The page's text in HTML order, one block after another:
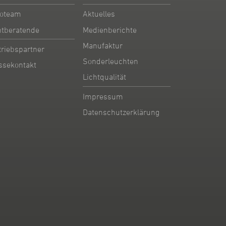
Aktuelles
Medienberichte
Manufaktur
Sonderleuchten
Lichtqualität
Impressum
Datenschutzerklärung